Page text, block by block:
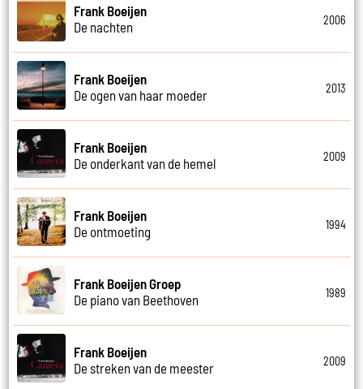
Frank Boeijen
De nachten
2006
Frank Boeijen
De ogen van haar moeder
2013
Frank Boeijen
De onderkant van de hemel
2009
Frank Boeijen
De ontmoeting
1994
Frank Boeijen Groep
De piano van Beethoven
1989
Frank Boeijen
De streken van de meester
2009